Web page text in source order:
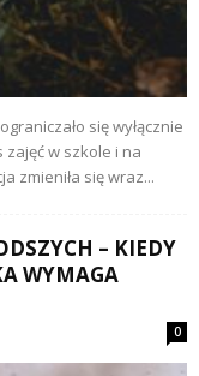
się wyłącznie
w szkole i na
zmieniła się wraz...
– KIEDY
WYMAGA
0